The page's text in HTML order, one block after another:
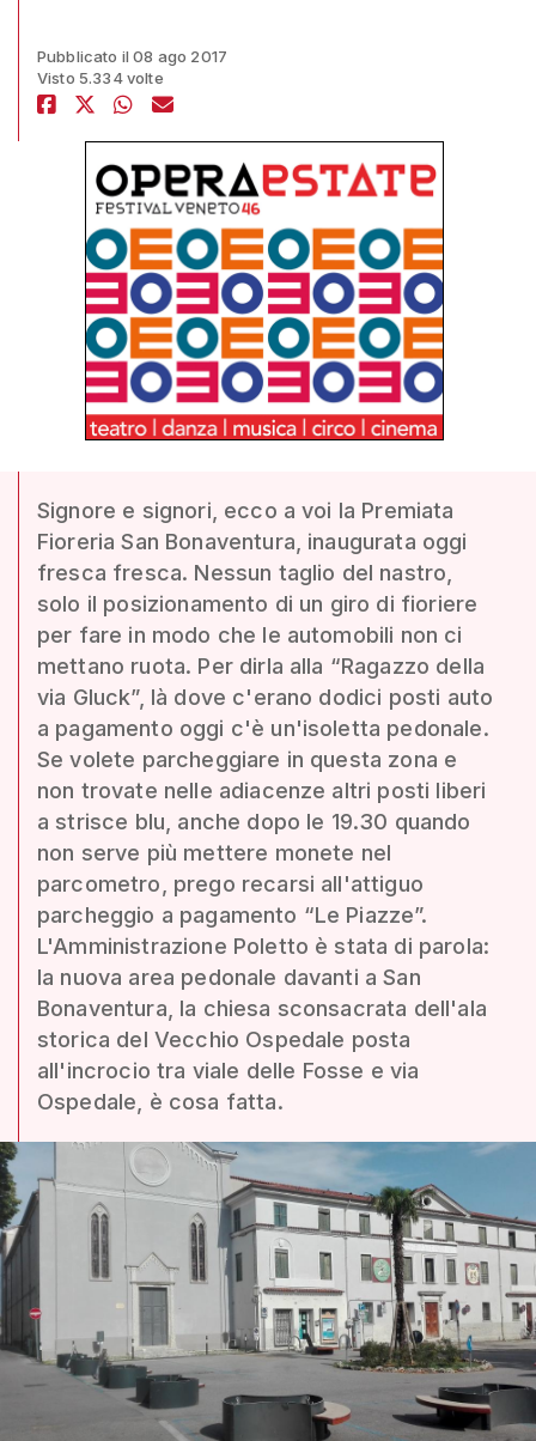
Pubblicato il 08 ago 2017
Visto 5.334 volte
Signore e signori, ecco a voi la Premiata
Fioreria San Bonaventura, inaugurata oggi
fresca fresca. Nessun taglio del nastro,
solo il posizionamento di un giro di fioriere
per fare in modo che le automobili non ci
mettano ruota. Per dirla alla “Ragazzo della
via Gluck”, là dove c'erano dodici posti auto
a pagamento oggi c'è un'isoletta pedonale.
Se volete parcheggiare in questa zona e
non trovate nelle adiacenze altri posti liberi
a strisce blu, anche dopo le 19.30 quando
non serve più mettere monete nel
parcometro, prego recarsi all'attiguo
parcheggio a pagamento “Le Piazze”.
L'Amministrazione Poletto è stata di parola:
la nuova area pedonale davanti a San
Bonaventura, la chiesa sconsacrata dell'ala
storica del Vecchio Ospedale posta
all'incrocio tra viale delle Fosse e via
Ospedale, è cosa fatta.